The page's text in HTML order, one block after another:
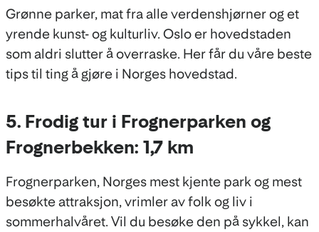
Grønne parker, mat fra alle verdenshjørner og et
yrende kunst- og kulturliv. Oslo er hovedstaden
som aldri slutter å overraske. Her får du våre beste
tips til ting å gjøre i Norges hovedstad.
5. Frodig tur i Frognerparken og
Frognerbekken: 1,7 km
Frognerparken, Norges mest kjente park og mest
besøkte attraksjon, vrimler av folk og liv i
sommerhalvåret. Vil du besøke den på sykkel, kan